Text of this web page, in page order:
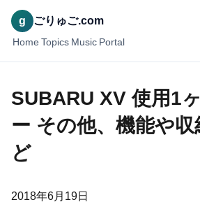
g ごりゅご.com
Home Topics Music Portal
SUBARU XV 使用1
ー その他、機能や
ど
2018年6月19日